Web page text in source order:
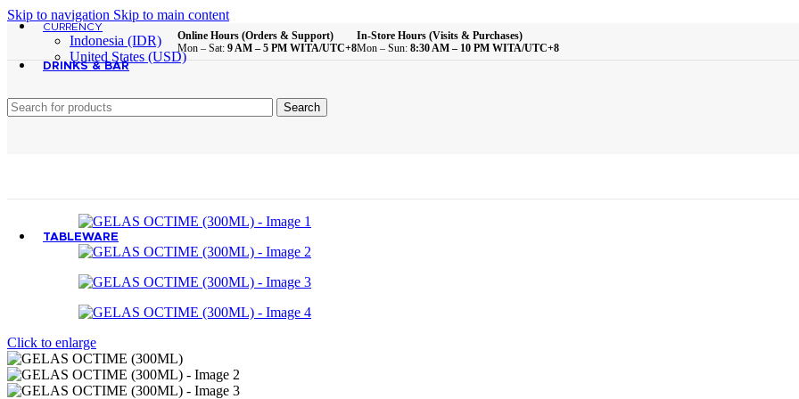
Skip to navigation Skip to main content
CURRENCY
Indonesia (IDR)
United States (USD)
Online Hours (Orders & Support)
Mon – Sat: 9 AM – 5 PM WITA/UTC+8
In-Store Hours (Visits & Purchases)
Mon – Sun: 8:30 AM – 10 PM WITA/UTC+8
Search
DRINKS & BAR
TABLEWARE
Click to enlarge